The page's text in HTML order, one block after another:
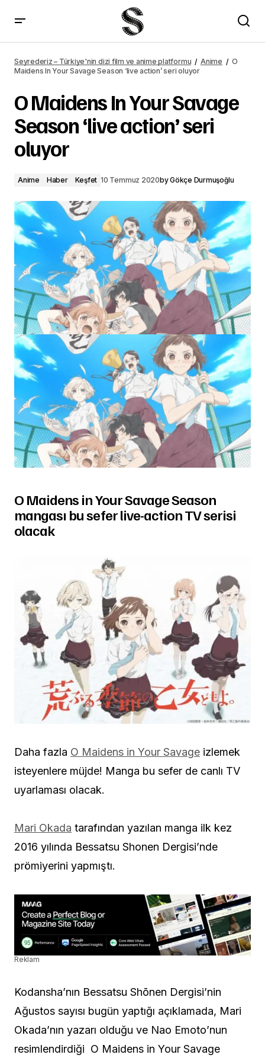
Seyrederiz – Türkiye'nin dizi film ve anime platformu Anime
O
Maidens In Your Savage Season ‘live action’ seri oluyor
O Maidens In Your Savage
Season ‘live action’ seri
oluyor
Anime Haber Keşfet 10 Temmuz 2020byGökçe Durmuşoğlu
O Maidens in Your Savage Season
mangası bu sefer live-action TV serisi
olacak
Daha fazla O Maidens in Your Savage izlemek
isteyenlere müjde! Manga bu sefer de canlı TV
uyarlaması olacak.
Mari Okada tarafından yazılan manga ilk kez
2016 yılında Bessatsu Shonen Dergisi’nde
prömiyerini yapmıştı.
Reklam
Kodansha’nın Bessatsu Shōnen Dergisi’nin
Ağustos sayısı bugün yaptığı açıklamada, Mari
Okada’nın yazarı olduğu ve Nao Emoto’nun
resimlendirdiği O Maidens in Your Savage